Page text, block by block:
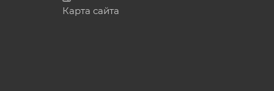
Карта сайта